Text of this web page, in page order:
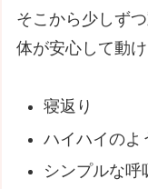
そこから少しず
体が安心して動
寝返り
ハイハイのよ
シンプルな呼